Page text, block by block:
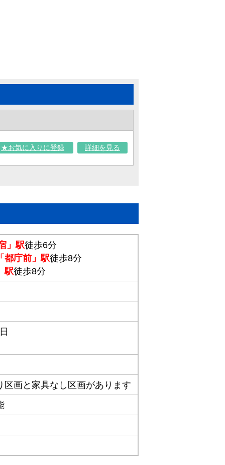
★お気に入りに登録 詳細を見る
」駅徒歩6分
「都庁前」駅徒歩8分
駅徒歩8分
画と家具なし区画があります